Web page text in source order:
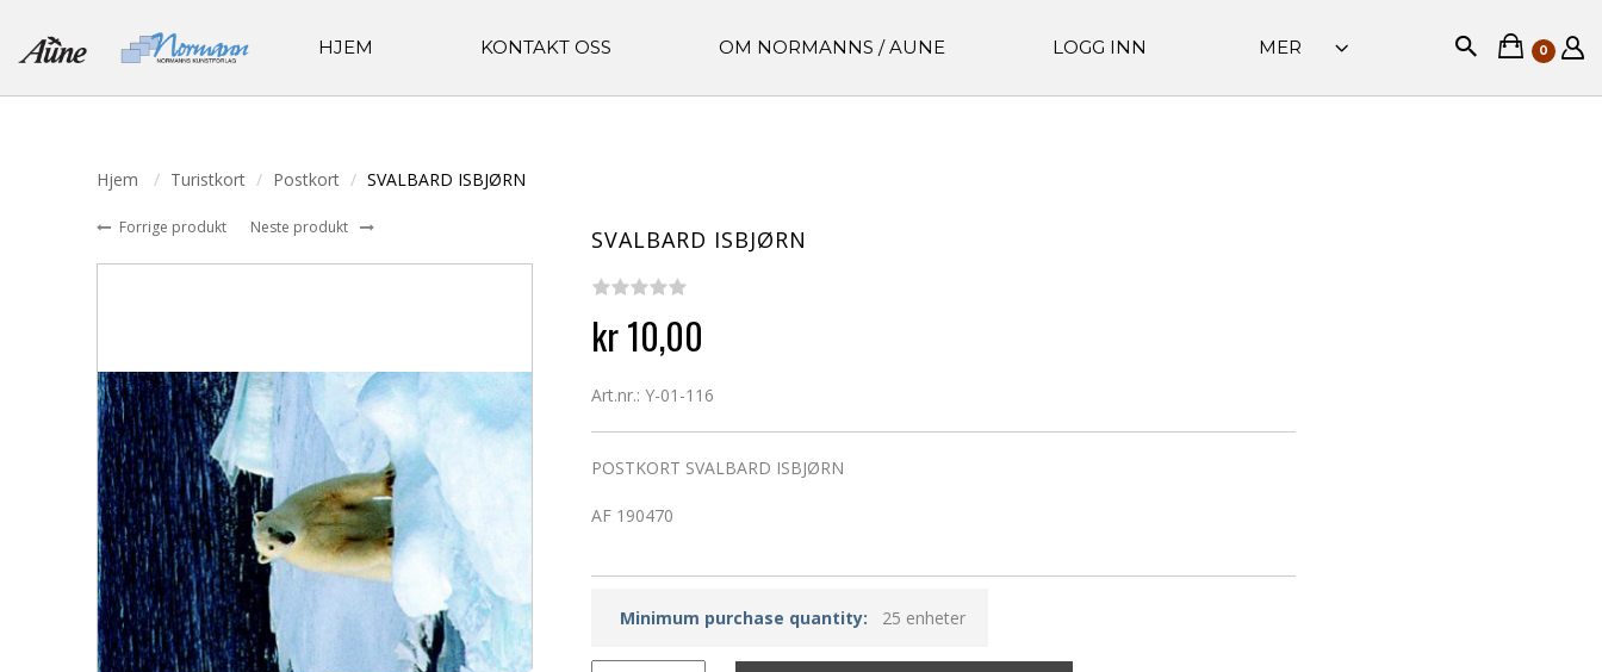
HJEM KONTAKT OSS OM NORMANNS / AUNE LOGG INN MER 0
Hjem Turistkort Postkort SVALBARD ISBJØRN
Forrige produkt Neste produkt SVALBARD ISBJØRN
kr 10,00
Art.nr.: Y-01-116
POSTKORT SVALBARD ISBJØRN
AF 190470
Minimum purchase quantity: 25 enheter